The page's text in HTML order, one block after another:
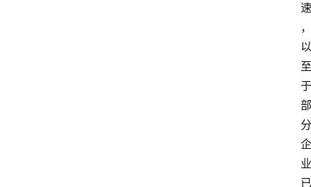
速
，
以
至
于
部
分
企
业
已